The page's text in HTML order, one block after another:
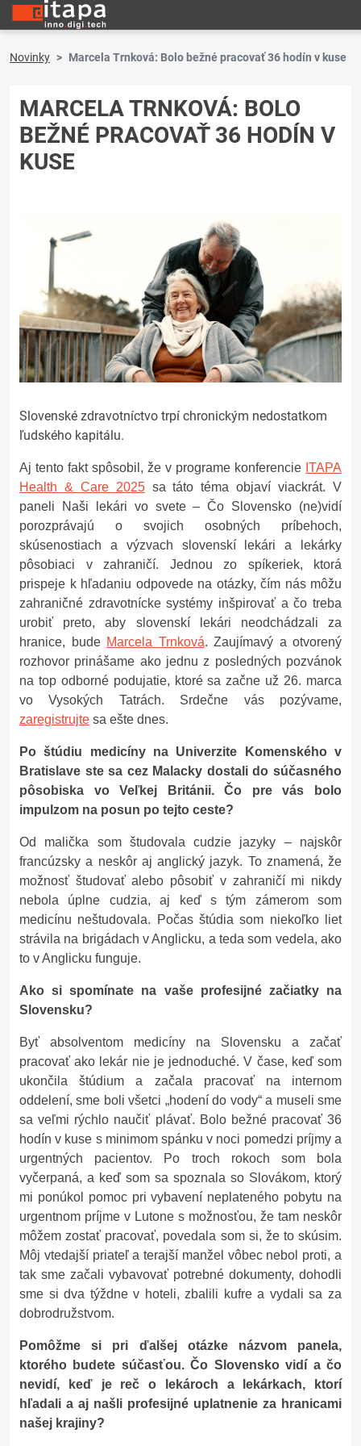
Novinky Marcela Trnková: Bolo bežné pracovať 36 hodín v kuse
MARCELA TRNKOVÁ: BOLO
BEŽNÉ PRACOVAŤ 36 HODÍN V
KUSE
Slovenské zdravotníctvo trpí chronickým nedostatkom
ľudského kapitálu.
Aj tento fakt spôsobil, že v programe konferencie ITAPA
Health & Care 2025sa táto téma objaví viackrát. V
paneli Naši lekári vo svete – Čo Slovensko (ne)vidí
porozprávajú o svojich osobných príbehoch,
skúsenostiach a výzvach slovenskí lekári a lekárky
pôsobiaci v zahraničí. Jednou zo spíkeriek, ktorá
prispeje k hľadaniu odpovede na otázky, čím nás môžu
zahraničné zdravotnícke systémy inšpirovať a čo treba
urobiť preto, aby slovenskí lekári neodchádzali za
hranice, bude Marcela Trnková. Zaujímavý a otvorený
rozhovor prinášame ako jednu z posledných pozvánok
na top odborné podujatie, ktoré sa začne už 26. marca
vo Vysokých Tatrách. Srdečne vás pozývame,
zaregistrujte sa ešte dnes.
Po štúdiu medicíny na Univerzite Komenského v
Bratislave ste sa cez Malacky dostali do súčasného
pôsobiska vo Veľkej Británii. Čo pre vás bolo
impulzom na posun po tejto ceste?
Od malička som študovala cudzie jazyky – najskôr
francúzsky a neskôr aj anglický jazyk. To znamená, že
možnosť študovať alebo pôsobiť v zahraničí mi nikdy
nebola úplne cudzia, aj keď s tým zámerom som
medicínu neštudovala. Počas štúdia som niekoľko liet
strávila na brigádach v Anglicku, a teda som vedela, ako
to v Anglicku funguje.
Ako si spomínate na vaše profesijné začiatky na
Slovensku?
Byť absolventom medicíny na Slovensku a začať
pracovať ako lekár nie je jednoduché. V čase, keď som
ukončila štúdium a začala pracovať na internom
oddelení, sme boli všetci „hodení do vody“ a museli sme
sa veľmi rýchlo naučiť plávať. Bolo bežné pracovať 36
hodín v kuse s minimom spánku v noci pomedzi príjmy a
urgentných pacientov. Po troch rokoch som bola
vyčerpaná, a keď som sa spoznala so Slovákom, ktorý
mi ponúkol pomoc pri vybavení neplateného pobytu na
urgentnom príjme v Lutone s možnosťou, že tam neskôr
môžem zostať pracovať, povedala som si, že to skúsim.
Môj vtedajší priateľ a terajší manžel vôbec nebol proti, a
tak sme začali vybavovať potrebné dokumenty, dohodli
sme si dva týždne v hoteli, zbalili kufre a vydali sa za
dobrodružstvom.
Pomôžme si pri ďalšej otázke názvom panela,
ktorého budete súčasťou. Čo Slovensko vidí a čo
nevidí, keď je reč o lekároch a lekárkach, ktorí
hľadali a aj našli profesijné uplatnenie za hranicami
našej krajiny?